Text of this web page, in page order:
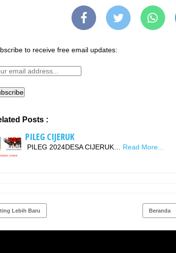
to receive free email updates:
Posts :
PILEG CIJERUK
PILEG 2024DESA CIJERUK… Read More...
Lebih Baru Beranda